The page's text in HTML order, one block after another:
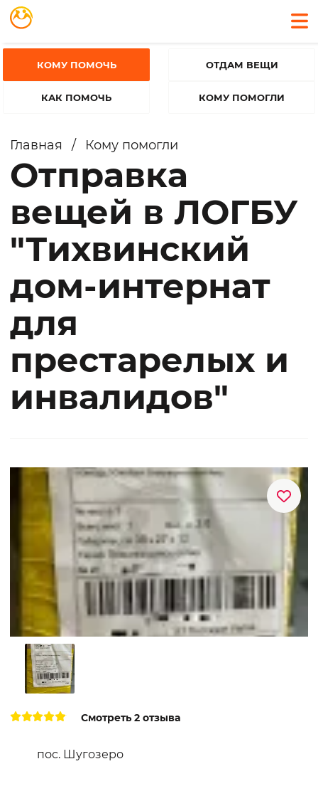
КОМУ ПОМОЧЬ
КАК ПОМОЧЬ
ОТДАМ ВЕЩИ
КОМУ ПОМОГЛИ
Главная / Кому помогли
Отправка
вещей в ЛОГБУ
"Тихвинский
дом-интернат
для
престарелых и
инвалидов"
Смотреть 2 отзыва
пос. Шугозеро